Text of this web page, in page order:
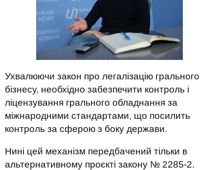
Ухвалюючи закон про легалізацію грального
бізнесу, необхідно забезпечити контроль і
ліцензування грального обладнання за
міжнародними стандартами, що посилить
контроль за сферою з боку держави.
Нині цей механізм передбачений тільки в
альтернативному проєкті закону № 2285-2.